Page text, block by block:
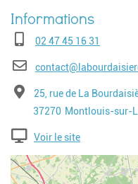
Téléphone02 47 45 16 31
E-mail
Adresse25, rue de La
Code postal
37270 Ville
Montlouis-sur-
Voir le site
Geolocalisation